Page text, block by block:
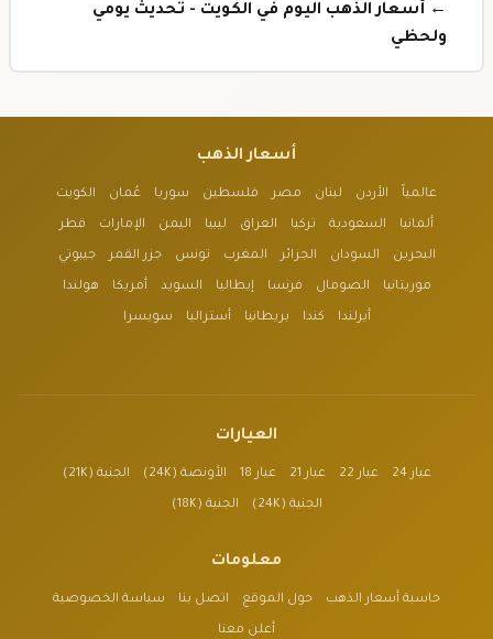
← أسعار الذهب اليوم في الكويت - تحديث يومي
ولحظي
أسعار الذهب
عالمياً الأردن لبنان مصر فلسطين سوريا عُمان الكويت
ألمانيا السعودية تركيا العراق ليبيا اليمن الإمارات قطر
البحرين السودان الجزائر المغرب تونس جزر القمر جيبوتي
موريتانيا الصومال فرنسا إيطاليا السويد أمريكا هولندا
أيرلندا كندا بريطانيا أستراليا سويسرا
العيارات
عيار 24 عيار 22 عيار 21 عيار 18 الأونصة (24K) الجنية (21K)
الجنية (24K) الجنية (18K)
معلومات
حاسبة أسعار الذهب حول الموقع اتصل بنا سياسة الخصوصية
أعلن معنا